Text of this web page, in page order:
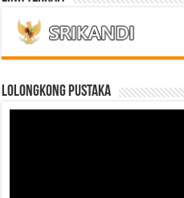
LOLONGKONG PUSTAKA